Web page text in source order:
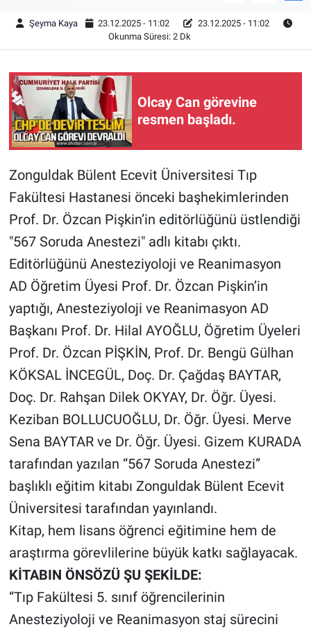
Şeyma Kaya 23.12.2025 - 11:02
23.12.2025 - 11:02
Okunma Süresi: 2 Dk
Olcay Can görevine
resmen başladı.
Zonguldak Bülent Ecevit Üniversitesi Tıp
Fakültesi Hastanesi önceki başhekimlerinden
Prof. Dr. Özcan Pişkin’in editörlüğünü üstlendiği
"567 Soruda Anestezi" adlı kitabı çıktı.
Editörlüğünü Anesteziyoloji ve Reanimasyon
AD Öğretim Üyesi Prof. Dr. Özcan Pişkin’in
yaptığı, Anesteziyoloji ve Reanimasyon AD
Başkanı Prof. Dr. Hilal AYOĞLU, Öğretim Üyeleri
Prof. Dr. Özcan PİŞKİN, Prof. Dr. Bengü Gülhan
KÖKSAL İNCEGÜL, Doç. Dr. Çağdaş BAYTAR,
Doç. Dr. Rahşan Dilek OKYAY, Dr. Öğr. Üyesi.
Keziban BOLLUCUOĞLU, Dr. Öğr. Üyesi. Merve
Sena BAYTAR ve Dr. Öğr. Üyesi. Gizem KURADA
tarafından yazılan “567 Soruda Anestezi”
başlıklı eğitim kitabı Zonguldak Bülent Ecevit
Üniversitesi tarafından yayınlandı.
Kitap, hem lisans öğrenci eğitimine hem de
araştırma görevlilerine büyük katkı sağlayacak.
KİTABIN ÖNSÖZÜ ŞU ŞEKİLDE:
“Tıp Fakültesi 5. sınıf öğrencilerinin
Anesteziyoloji ve Reanimasyon staj sürecini